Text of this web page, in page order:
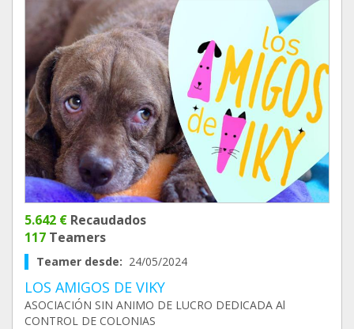
5.642 € Recaudados
117 Teamers
Teamer desde: 24/05/2024
LOS AMIGOS DE VIKY
ASOCIACIÓN SIN ANIMO DE LUCRO DEDICADA Al
CONTROL DE COLONIAS